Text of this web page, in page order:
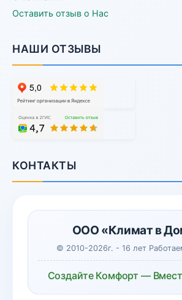
Оставить отзыв о Нас
НАШИ ОТЗЫВЫ
КОНТАКТЫ
ООО «Климат в
© 2010-2026г. - 16 лет
Создайте Комфорт —